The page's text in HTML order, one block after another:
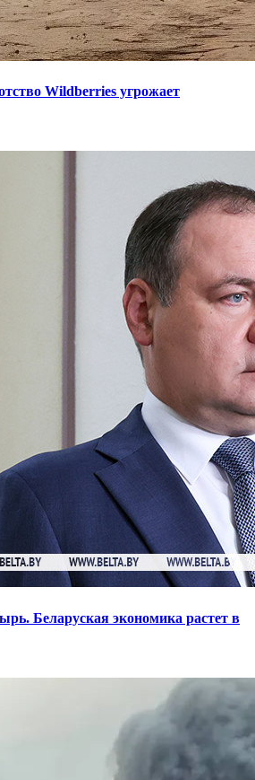
Wildberries угрожает
Беларуская экономика растет в